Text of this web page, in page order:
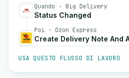
Quando · Big Delivery
Status Changed
Poi · Ozon Express
Create Delivery Note And
USA QUESTO FLUSSO DI LAVORO